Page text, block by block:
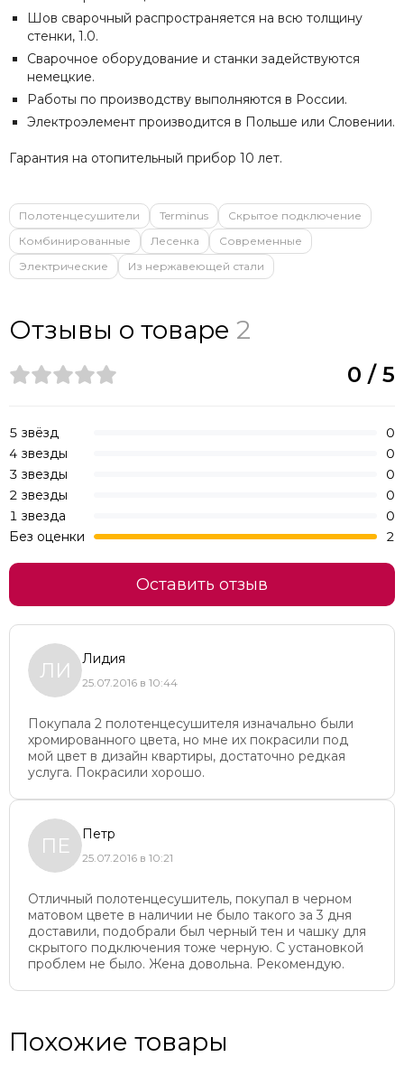
Шов сварочный распространяется на всю толщину
стенки, 1.0.
Сварочное оборудование и станки задействуются
немецкие.
Работы по производству выполняются в России.
Электроэлемент производится в Польше или Словении.
Гарантия на отопительный прибор 10 лет.
Полотенцесушители Terminus
Скрытое подключение
Комбинированные
Лесенка
Современные
Электрические
Из нержавеющей стали
Отзывы о товаре 2
ЛИ Лидия
25.07.2016 в 10:44
Покупала 2 полотенцесушителя изначально были
хромированного цвета, но мне их покрасили под
мой цвет в дизайн квартиры, достаточно редкая
услуга. Покрасили хорошо.
ПЕ Петр
25.07.2016 в 10:21
Отличный полотенцесушитель, покупал в черном
матовом цвете в наличии не было такого за 3 дня
доставили, подобрали был черный тен и чашку для
скрытого подключения тоже черную. С установкой
проблем не было. Жена довольна. Рекомендую.
0 / 5
5 звёзд
0
4 звезды
0
3 звезды
0
2 звезды
0
1 звезда
0
Без оценки
2
Оставить отзыв
Похожие товары